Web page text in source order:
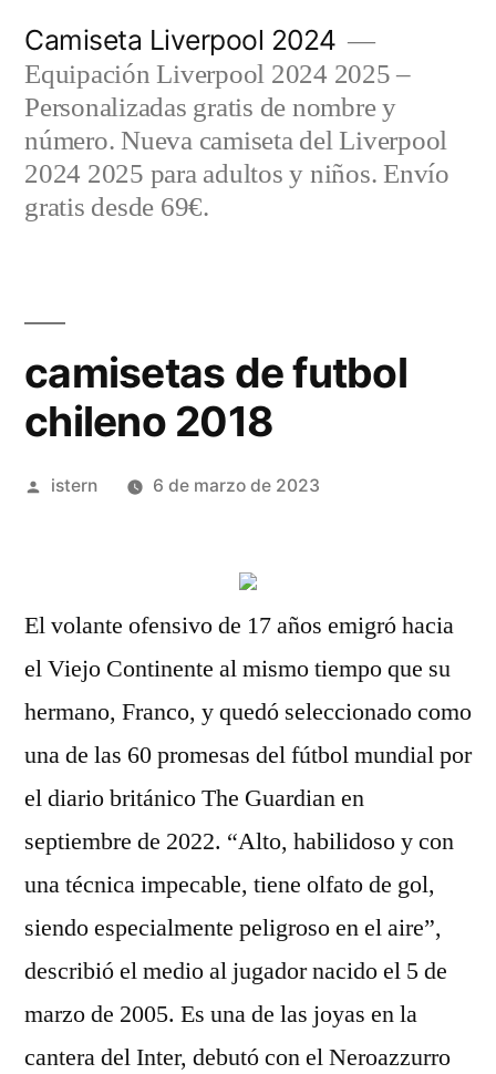
contenido
Camiseta Liverpool 2024
Equipación Liverpool 2024 2025 –
Personalizadas gratis de nombre y
número. Nueva camiseta del Liverpool
2024 2025 para adultos y niños. Envío
gratis desde 69€.
camisetas de futbol
chileno 2018
Publicado
istern 6 de marzo de 2023
El volante ofensivo de 17 años emigró hacia
el Viejo Continente al mismo tiempo que su
hermano, Franco, y quedó seleccionado como
una de las 60 promesas del fútbol mundial por
el diario británico The Guardian en
septiembre de 2022. “Alto, habilidoso y con
una técnica impecable, tiene olfato de gol,
siendo especialmente peligroso en el aire”,
describió el medio al jugador nacido el 5 de
marzo de 2005. Es una de las joyas en la
cantera del Inter, debutó con el Neroazzurro